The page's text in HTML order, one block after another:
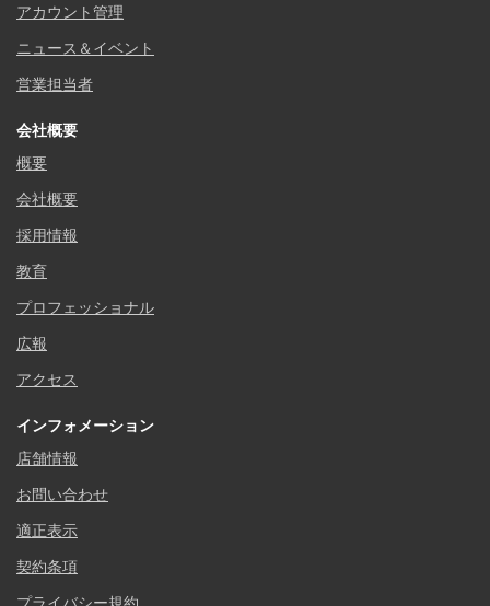
アカウント管理
ニュース＆イベント
営業担当者
会社概要
概要
会社概要
採用情報
教育
プロフェッショナル
広報
アクセス
インフォメーション
店舗情報
お問い合わせ
適正表示
契約条項